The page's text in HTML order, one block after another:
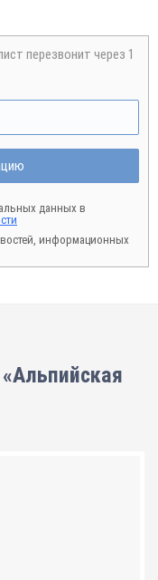
перезвонит через 1
данных в
информационных